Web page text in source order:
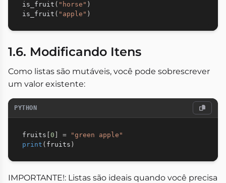
is_fruit ( "horse" )
is_fruit ( "apple" )
1.6. Modificando Itens
Como listas são mutáveis, você pode sobrescrever
um valor existente:
PYTHON
fruits 0 =
"green apple"
print ( fruits )
IMPORTANTE!: Listas são ideais quando você precisa